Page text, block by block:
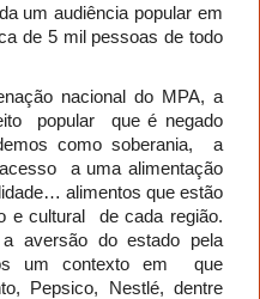
um audiência popular em
de 5 mil pessoas de todo
nacional do MPA, a
popular que é negado
como soberania, a
a uma alimentação
alimentos que estão
e cultural de cada região.
aversão do estado pela
um contexto em que
Pepsico, Nestlé, dentre